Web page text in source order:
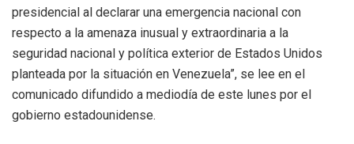
presidencial al declarar una emergencia nacional con
respecto a la amenaza inusual y extraordinaria a la
seguridad nacional y política exterior de Estados Unidos
planteada por la situación en Venezuela”, se lee en el
comunicado difundido a mediodía de este lunes por el
gobierno estadounidense.